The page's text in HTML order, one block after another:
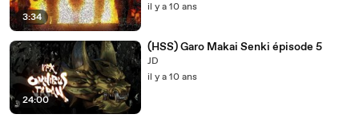
3:34
il y a 10 ans
24:00
(HSS) Garo Makai Senki épisode 5
JD
il y a 10 ans